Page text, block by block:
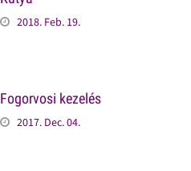
2018. Feb. 19.
Fogorvosi kezelés
2017. Dec. 04.